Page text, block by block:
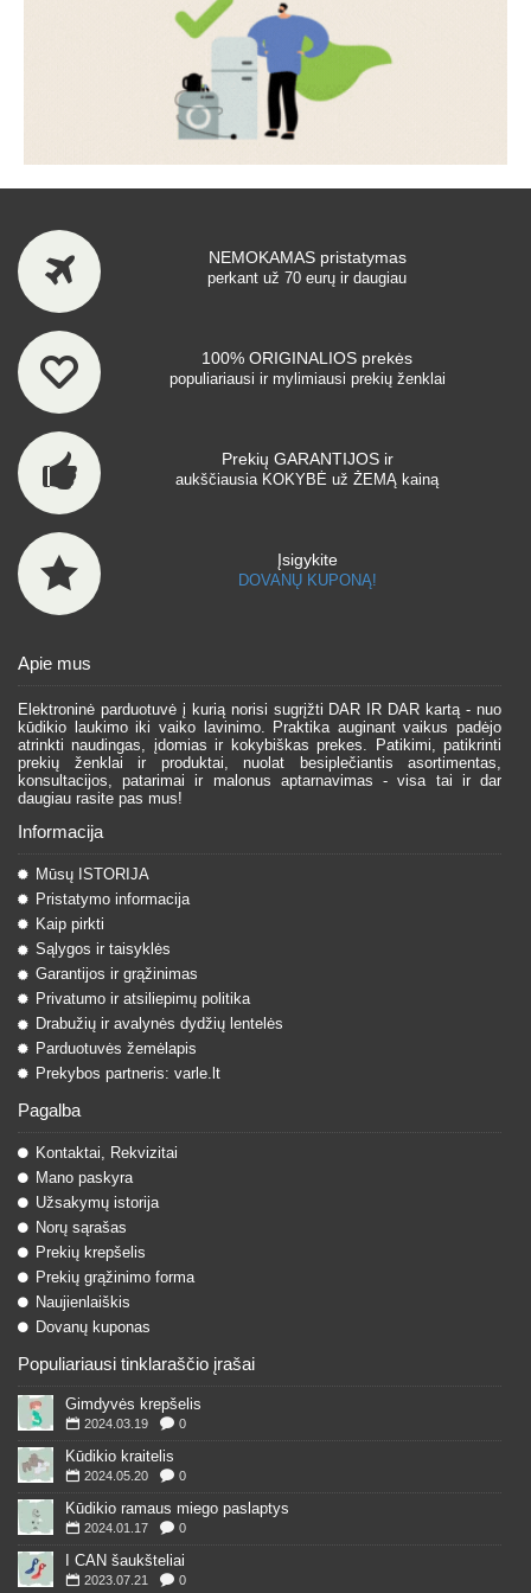
NEMOKAMAS pristatymas
perkant už 70 eurų ir daugiau
100% ORIGINALIOS prekės
populiariausi ir mylimiausi prekių ženklai
Prekių GARANTIJOS ir
aukščiausia KOKYBĖ už ŽEMĄ kainą
Įsigykite
DOVANŲ KUPONĄ!
Apie mus
Elektroninė parduotuvė į kurią norisi sugrįžti DAR IR DAR kartą - nuo
kūdikio laukimo iki vaiko lavinimo. Praktika auginant vaikus padėjo
atrinkti naudingas, įdomias ir kokybiškas prekes. Patikimi, patikrinti
prekių ženklai ir produktai, nuolat besiplečiantis asortimentas,
konsultacijos, patarimai ir malonus aptarnavimas - visa tai ir dar
daugiau rasite pas mus!
Informacija
Mūsų ISTORIJA
Pristatymo informacija
Kaip pirkti
Sąlygos ir taisyklės
Garantijos ir grąžinimas
Privatumo ir atsiliepimų politika
Drabužių ir avalynės dydžių lentelės
Parduotuvės žemėlapis
Prekybos partneris: varle.lt
Pagalba
Kontaktai, Rekvizitai
Mano paskyra
Užsakymų istorija
Norų sąrašas
Prekių krepšelis
Prekių grąžinimo forma
Naujienlaiškis
Dovanų kuponas
Populiariausi tinklaraščio įrašai
Gimdyvės krepšelis
2024.03.19 0
Kūdikio kraitelis
2024.05.20 0
Kūdikio ramaus miego paslaptys
2024.01.17 0
I CAN šaukšteliai
2023.07.21 0